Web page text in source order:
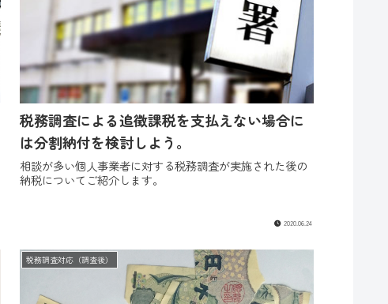
税務調査による追徴課税を支払えない場合に
は分割納付を検討しよう。
相談が多い個人事業者に対する税務調査が実施された後の
納税についてご紹介します。
2020.06.24
税務調査対応（調査後）